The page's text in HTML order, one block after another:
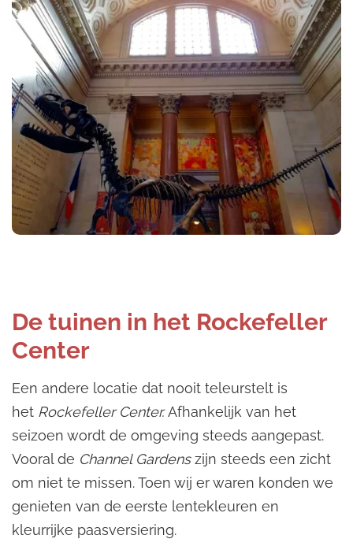
De tuinen in het Rockefeller
Center
Een andere locatie dat nooit teleurstelt is
het Rockefeller Center.Afhankelijk van het
seizoen wordt de omgeving steeds aangepast.
Vooral de Channel Gardenszijn steeds een zicht
om niet te missen. Toen wij er waren konden we
genieten van de eerste lentekleuren en
kleurrijke paasversiering.